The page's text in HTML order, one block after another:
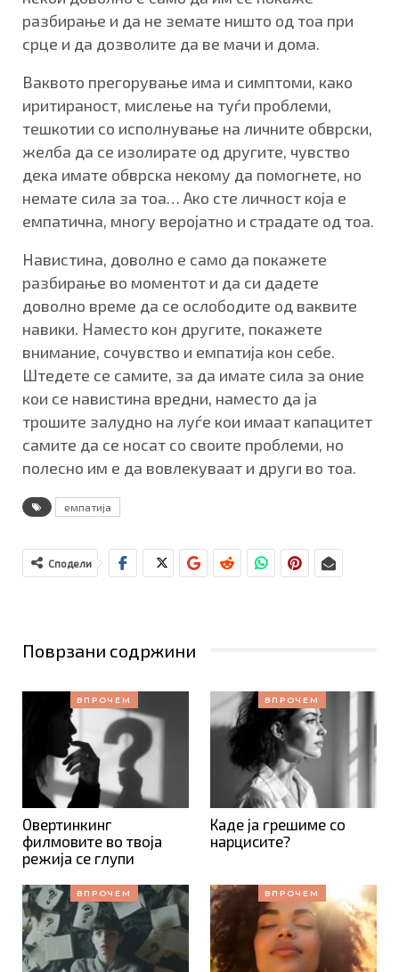
разбирање и да не земате ништо од тоа при
срце и да дозволите да ве мачи и дома.
Ваквото прегорување има и симптоми, како
иритираност, мислење на туѓи проблеми,
тешкотии со исполнување на личните обврски,
желба да се изолирате од другите, чувство
дека имате обврска некому да помогнете, но
немате сила за тоа… Ако сте личност која е
емпатична, многу веројатно и страдате од тоа.
Навистина, доволно е само да покажете
разбирање во моментот и да си дадете
доволно време да се ослободите од ваквите
навики. Наместо кон другите, покажете
внимание, сочувство и емпатија кон себе.
Штедете се самите, за да имате сила за оние
кои се навистина вредни, наместо да ја
трошите залудно на луѓе кои имаат капацитет
самите да се носат со своите проблеми, но
полесно им е да вовлекуваат и други во тоа.
емпатија
Сподели
Поврзани содржини
ВПРОЧЕМ
Овертинкинг
филмовите во твоја
режија се глупи
ВПРОЧЕМ
Каде ја грешиме со
нарцисите?
ВПРОЧЕМ ВПРОЧЕМ